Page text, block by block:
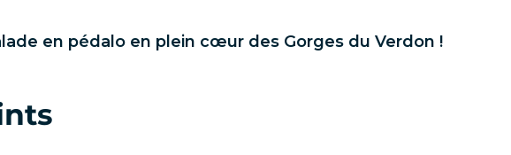
en pédalo en plein cœur des Gorges du Verdon !